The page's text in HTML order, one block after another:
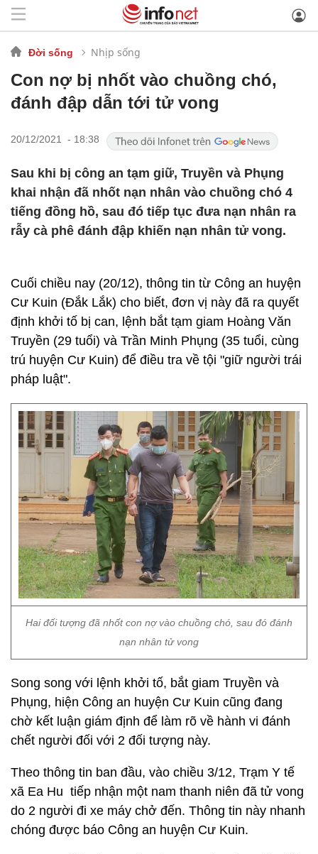
Đời sống Nhịp sống
Con nợ bị nhốt vào chuồng chó,
đánh đập dẫn tới tử vong
20/12/2021 - 18:38
Sau khi bị công an tạm giữ, Truyền và Phụng
khai nhận đã nhốt nạn nhân vào chuồng chó 4
tiếng đồng hồ, sau đó tiếp tục đưa nạn nhân ra
rẫy cà phê đánh đập khiến nạn nhân tử vong.
Cuối chiều nay (20/12), thông tin từ Công an huyện
Cư Kuin (Đắk Lắk) cho biết, đơn vị này đã ra quyết
định khởi tố bị can, lệnh bắt tạm giam Hoàng Văn
Truyền (29 tuổi) và Trần Minh Phụng (35 tuổi, cùng
trú huyện Cư Kuin) để điều tra về tội "giữ người trái
pháp luật".
Hai đối tượng đã nhốt con nợ vào chuồng chó, sau đó đánh
nạn nhân tử vong
Song song với lệnh khởi tố, bắt giam Truyền và
Phụng, hiện Công an huyện Cư Kuin cũng đang
chờ kết luận giám định để làm rõ về hành vi đánh
chết người đối với 2 đối tượng này.
Theo thông tin ban đầu, vào chiều 3/12, Trạm Y tế
xã Ea Hu tiếp nhận một nam thanh niên đã tử vong
do 2 người đi xe máy chở đến. Thông tin này nhanh
chóng được báo Công an huyện Cư Kuin.